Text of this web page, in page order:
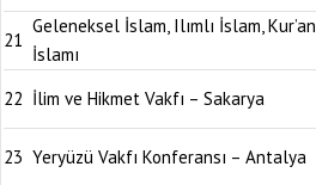
21
Geleneksel İslam, Ilımlı İslam, Kur’an
İslamı
22 İlim ve Hikmet Vakfı – Sakarya
23 Yeryüzü Vakfı Konferansı – Antalya